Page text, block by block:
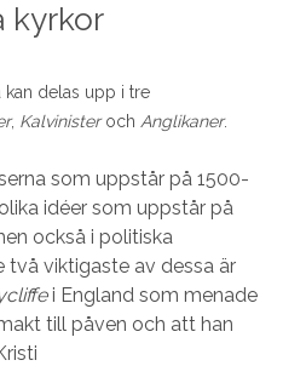
kyrkor
kan delas upp i tre
, Kalvinisteroch Anglikaner.
som uppstår på 1500-
idéer som uppstår på
också i politiska
två viktigaste av dessa är
i England som menade
till påven och att han